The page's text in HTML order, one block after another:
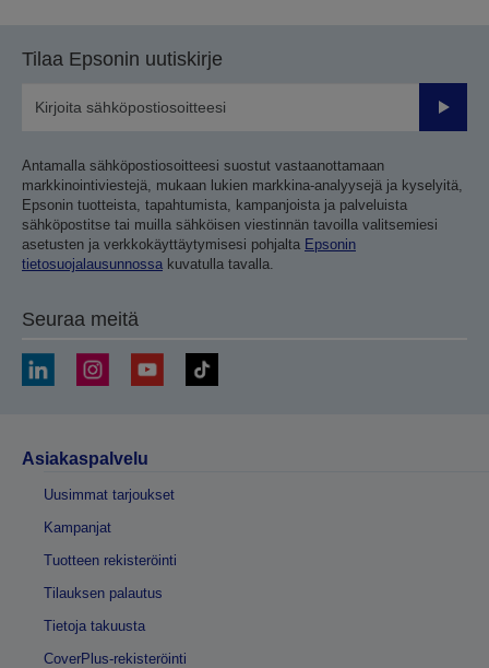
Tilaa Epsonin uutiskirje
Lähetä
Antamalla sähköpostiosoitteesi suostut vastaanottamaan
markkinointiviestejä, mukaan lukien markkina-analyysejä ja kyselyitä,
Epsonin tuotteista, tapahtumista, kampanjoista ja palveluista
sähköpostitse tai muilla sähköisen viestinnän tavoilla valitsemiesi
asetusten ja verkkokäyttäytymisesi pohjalta Epsonin
tietosuojalausunnossa kuvatulla tavalla.
Seuraa meitä
Asiakaspalvelu
Uusimmat tarjoukset
Kampanjat
Tuotteen rekisteröinti
Tilauksen palautus
Tietoja takuusta
CoverPlus-rekisteröinti